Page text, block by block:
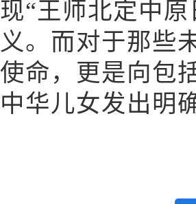
现“王师北定中
义。而对于那些
使命，更是向包
中华儿女发出明